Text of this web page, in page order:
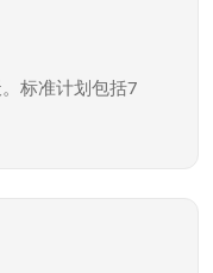
标准计划包括7